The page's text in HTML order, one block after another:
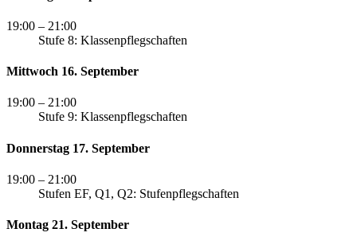
19:00 – 21:00
Stufe 8: Klassenpflegschaften
Mittwoch 16. September
19:00 – 21:00
Stufe 9: Klassenpflegschaften
Donnerstag 17. September
19:00 – 21:00
Stufen EF, Q1, Q2: Stufenpflegschaften
Montag 21. September